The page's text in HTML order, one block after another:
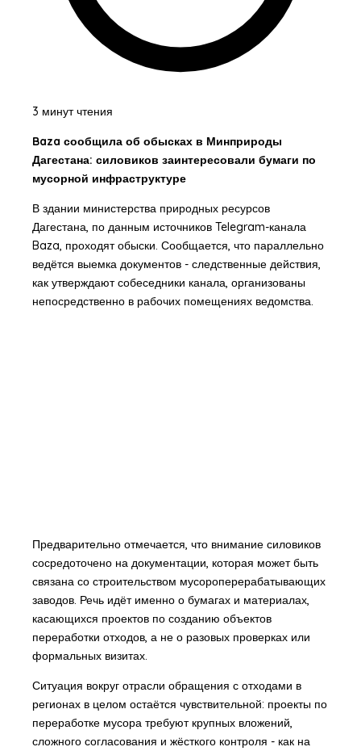
3 минут чтения
Baza сообщила об обысках в Минприроды
Дагестана: силовиков заинтересовали бумаги по
мусорной инфраструктуре
В здании министерства природных ресурсов
Дагестана, по данным источников Telegram-канала
Baza, проходят обыски. Сообщается, что параллельно
ведётся выемка документов - следственные действия,
как утверждают собеседники канала, организованы
непосредственно в рабочих помещениях ведомства.
Предварительно отмечается, что внимание силовиков
сосредоточено на документации, которая может быть
связана со строительством мусороперерабатывающих
заводов. Речь идёт именно о бумагах и материалах,
касающихся проектов по созданию объектов
переработки отходов, а не о разовых проверках или
формальных визитах.
Ситуация вокруг отрасли обращения с отходами в
регионах в целом остаётся чувствительной: проекты по
переработке мусора требуют крупных вложений,
сложного согласования и жёсткого контроля - как на